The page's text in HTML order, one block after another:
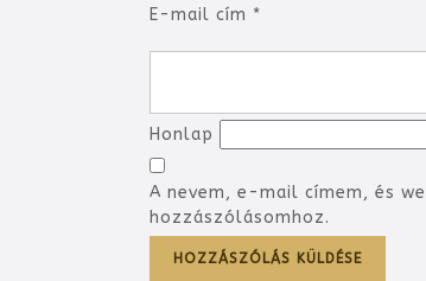
E-mail cím *
Honlap
A nevem, e-mail címem, és
hozzászólásomhoz.